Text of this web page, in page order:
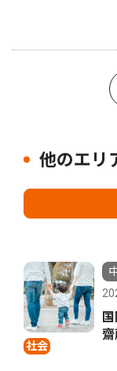
他のエリ
社会